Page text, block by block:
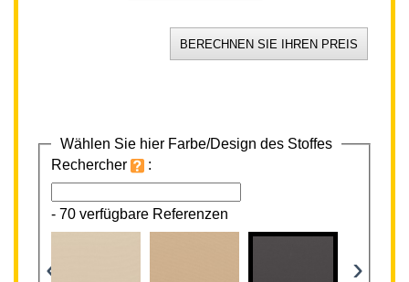
Wählen Sie hier Farbe/Design des Stoffes
Rechercher
:
- 70 verfügbare Referenzen
‹ ›